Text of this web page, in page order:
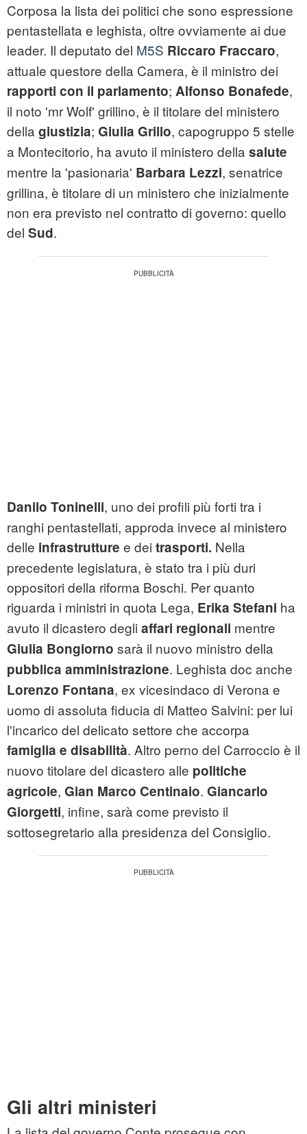
Corposa la lista dei politici che sono espressione
pentastellata e leghista, oltre ovviamente ai due
leader. Il deputato del M5S Riccaro Fraccaro,
attuale questore della Camera, è il ministro dei
rapporti con il parlamento; Alfonso Bonafede,
il noto 'mr Wolf' grillino, è il titolare del ministero
della giustizia; Giulia Grillo, capogruppo 5 stelle
a Montecitorio, ha avuto il ministero della salute
mentre la 'pasionaria' Barbara Lezzi, senatrice
grillina, è titolare di un ministero che inizialmente
non era previsto nel contratto di governo: quello
del Sud.
Danilo Toninelli, uno dei profili più forti tra i
ranghi pentastellati, approda invece al ministero
delle infrastrutture e dei trasporti. Nella
precedente legislatura, è stato tra i più duri
oppositori della riforma Boschi. Per quanto
riguarda i ministri in quota Lega, Erika Stefani ha
avuto il dicastero degli affari regionali mentre
Giulia Bongiorno sarà il nuovo ministro della
pubblica amministrazione. Leghista doc anche
Lorenzo Fontana, ex vicesindaco di Verona e
uomo di assoluta fiducia di Matteo Salvini: per lui
l'incarico del delicato settore che accorpa
famiglia e disabilità. Altro perno del Carroccio è il
nuovo titolare del dicastero alle politiche
agricole, Gian Marco Centinaio. Giancarlo
Giorgetti, infine, sarà come previsto il
sottosegretario alla presidenza del Consiglio.
Gli altri ministeri